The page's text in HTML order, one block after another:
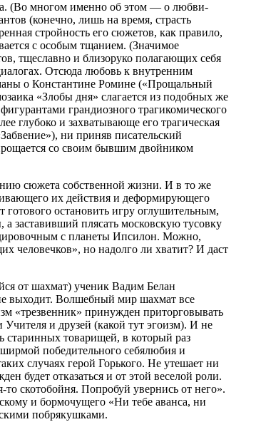
(Во многом именно об этом — о любви-
(конечно, лишь на время, страсть
стройность его сюжетов, как правило,
с особым тщанием. (Значимое
тщеславно и близоруко полагающих себя
Отсюда любовь к внутренним
о Константине Ромине («Прощальный
«Злобы дня» слагается из подобных же
грандиозного трагикомического
глубоко и захватывающе его трагическая
ни приняв писательский
со своим бывшим двойником
сюжета собственной жизни. И в то же
их действия и деформирующего
остановить игру оглушительным,
заставивший плясать московскую тусовку
с планеты Ипсилон. Можно,
человечков», но надолго ли хватит? И даст
от шахмат) ученик Вадим Белан
выходит. Волшебный мир шахмат все
«трезвенник» принужден приторговывать
и друзей (какой тут эгоизм). И не
старинных товарищей, в который раз
победительного себялюбия и
случаях герой Горького. Не утешает ни
будет отказаться и от этой веселой роли.
скотобойня. Попробуй увернись от него».
и бормочущего «Ни тебе аванса, ни
побрякушками.